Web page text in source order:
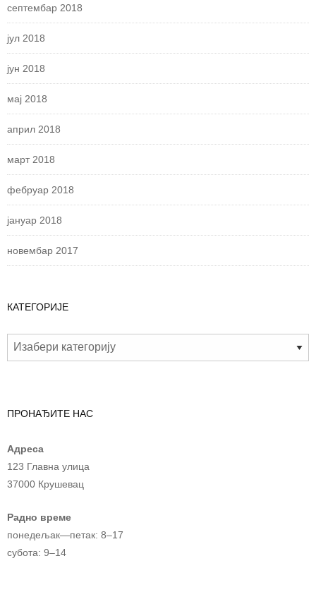
септембар 2018
јул 2018
јун 2018
мај 2018
април 2018
март 2018
фебруар 2018
јануар 2018
новембар 2017
КАТЕГОРИЈЕ
ПРОНАЂИТЕ НАС
Адреса
123 Главна улица
37000 Крушевац
Радно време
понедељак—петак: 8–17
субота: 9–14